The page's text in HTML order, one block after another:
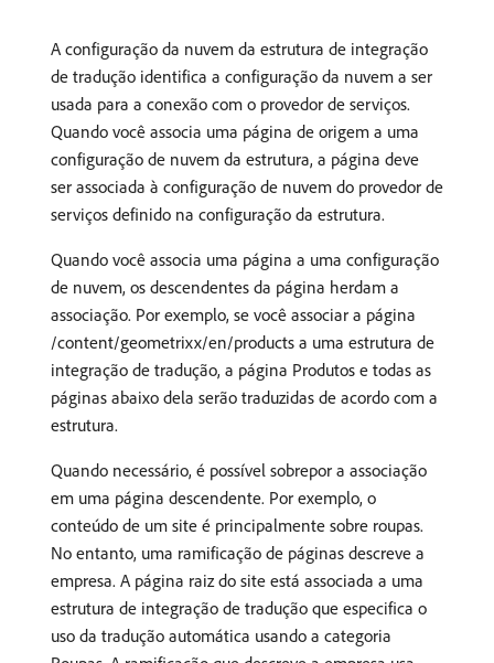
A configuração da nuvem da estrutura de integração
de tradução identifica a configuração da nuvem a ser
usada para a conexão com o provedor de serviços.
Quando você associa uma página de origem a uma
configuração de nuvem da estrutura, a página deve
ser associada à configuração de nuvem do provedor de
serviços definido na configuração da estrutura.
Quando você associa uma página a uma configuração
de nuvem, os descendentes da página herdam a
associação. Por exemplo, se você associar a página
/content/geometrixx/en/products a uma estrutura de
integração de tradução, a página Produtos e todas as
páginas abaixo dela serão traduzidas de acordo com a
estrutura.
Quando necessário, é possível sobrepor a associação
em uma página descendente. Por exemplo, o
conteúdo de um site é principalmente sobre roupas.
No entanto, uma ramificação de páginas descreve a
empresa. A página raiz do site está associada a uma
estrutura de integração de tradução que especifica o
uso da tradução automática usando a categoria